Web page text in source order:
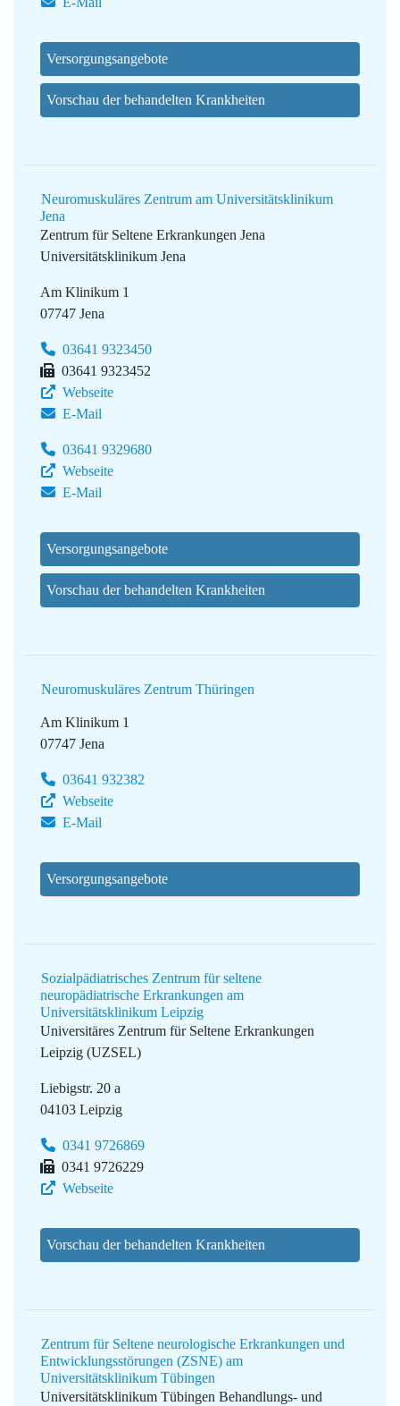
Versorgungsangebote
Vorschau der behandelten Krankheiten
Neuromuskuläres Zentrum am Universitätsklinikum
Jena
Zentrum für Seltene Erkrankungen Jena
Universitätsklinikum Jena
Am Klinikum 1
07747 Jena
03641 9323450
03641 9323452
Webseite
E-Mail
03641 9329680
Webseite
E-Mail
Versorgungsangebote
Vorschau der behandelten Krankheiten
Neuromuskuläres Zentrum Thüringen
Am Klinikum 1
07747 Jena
03641 932382
Webseite
E-Mail
Versorgungsangebote
Sozialpädiatrisches Zentrum für seltene
neuropädiatrische Erkrankungen am
Universitätsklinikum Leipzig
Universitäres Zentrum für Seltene Erkrankungen
Leipzig (UZSEL)
Liebigstr. 20 a
04103 Leipzig
0341 9726869
0341 9726229
Webseite
Vorschau der behandelten Krankheiten
Zentrum für Seltene neurologische Erkrankungen und
Entwicklungsstörungen (ZSNE) am
Universitätsklinikum Tübingen
Universitätsklinikum Tübingen Behandlungs- und